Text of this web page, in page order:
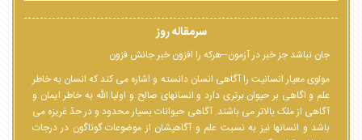
سرمقاله روز
جان نباشد جز خبر در آزمون--هرکه را افزون خبر جانش فزون
مولوی معیار انسانیت را آگاهی انسان دانسته و اشاره می کند که انسان به خاطر
علم و اگاهی بر حیوان برتری دارد و انسانهای صالح و اولیا الله به خاطر ایمان و
آگاهی از ملک بالاتر می باشند. آگاهی حیوانات بسیار محدود و در حدّ غریزه می
باشد و انسانها نیز به نسبت علم و آگاهیشان از موضوعات گوناگون در درجات